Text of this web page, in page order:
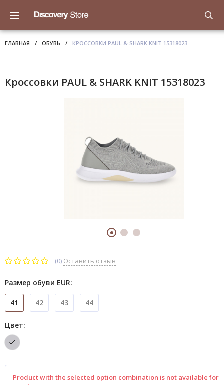
ГЛАВНАЯ / ОБУВЬ / КРОССОВКИ PAUL & SHARK KNIT 15318023
Кроссовки PAUL & SHARK KNIT 15318023
(0) Оставить отзыв
Размер обуви EUR:
41 42 43 44
Цвет:
Product with the selected option combination is not available for